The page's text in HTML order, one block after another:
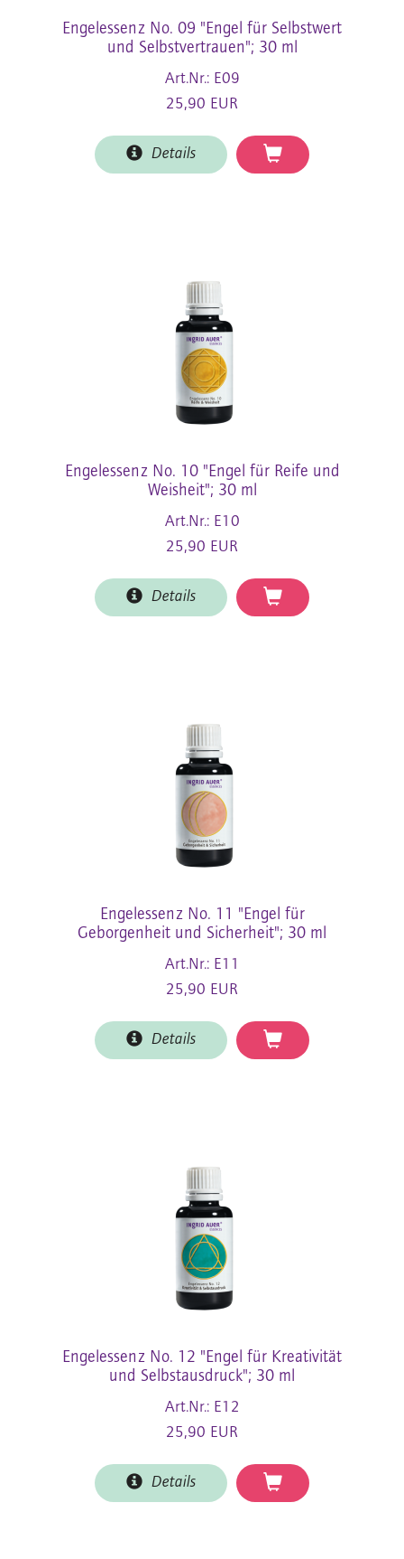
Engelessenz No. 09 "Engel für Selbstwert
und Selbstvertrauen"; 30 ml
Art.Nr.: E09
25,90 EUR
Details
Engelessenz No. 10 "Engel für Reife und
Weisheit"; 30 ml
Art.Nr.: E10
25,90 EUR
Details
Engelessenz No. 11 "Engel für
Geborgenheit und Sicherheit"; 30 ml
Art.Nr.: E11
25,90 EUR
Details
Engelessenz No. 12 "Engel für Kreativität
und Selbstausdruck"; 30 ml
Art.Nr.: E12
25,90 EUR
Details